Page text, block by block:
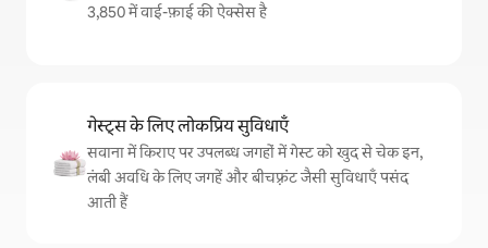
3,850 में वाई-फ़ाई की ऐक्सेस है
गेस्ट्स के लिए लोकप्रिय सुविधाएँ
सवाना में किराए पर उपलब्ध जगहों में गेस्ट को खुद से चेक इन,
लंबी अवधि के लिए जगहें और बीचफ़्रंट जैसी सुविधाएँ पसंद
आती हैं